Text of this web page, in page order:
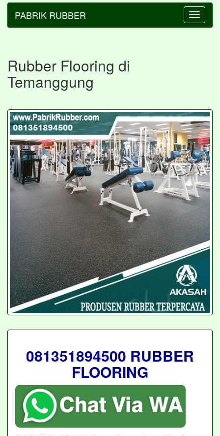
Toggle
PABRIK RUBBER
Rubber Flooring di
Temanggung
081351894500 RUBBER
FLOORING